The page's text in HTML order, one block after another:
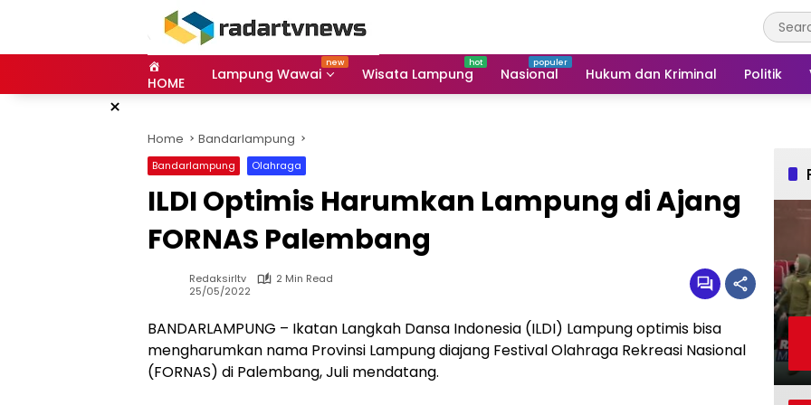
HOME Lampung Wawai Wisata Lampung Nasional Hukum dan Kriminal Politik
×
Home Bandarlampung
Bandarlampung Olahraga
ILDI Optimis Harumkan Lampung di Ajang
FORNAS Palembang
Redaksirltv
2 Min Read
25/05/2022
BANDARLAMPUNG – Ikatan Langkah Dansa Indonesia (ILDI) Lampung optimis bisa
mengharumkan nama Provinsi Lampung diajang Festival Olahraga Rekreasi Nasional
(FORNAS) di Palembang, Juli mendatang.